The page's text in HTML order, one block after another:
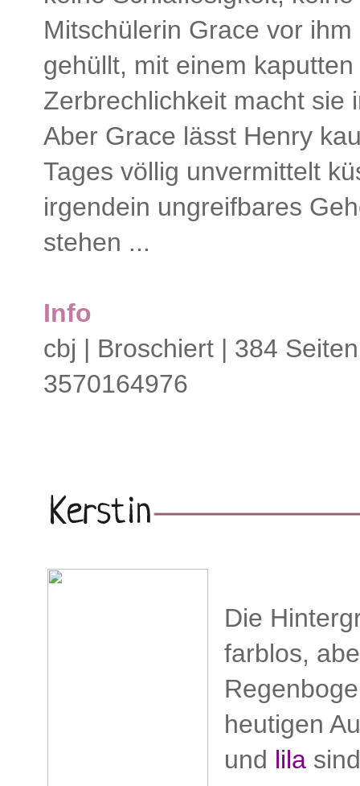
Mitschülerin Grace vor
gehüllt, mit einem
Zerbrechlichkeit macht sie
Aber Grace lässt Henry
Tages völlig unvermittelt
irgendein ungreifbares
stehen ...
Info
cbj | Broschiert | 384
3570164976
Die
farblos,
heutigen
und lila